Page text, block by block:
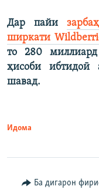
Дар пайи
ширкати
то 280
ҳисоби ибтидоӣ
шавад.
Идома
Ба дигарон